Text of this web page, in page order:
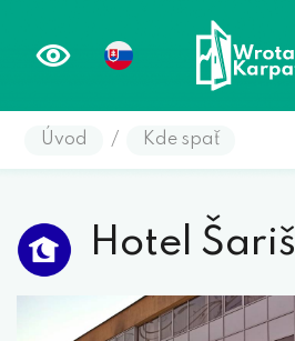
Úvod / Kde spať
Hotel Šariš